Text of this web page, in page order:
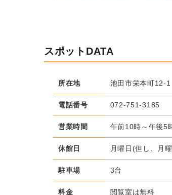
スポットDATA
所在地 池田市栄本町12-1
電話番号 072-751-3185
営業時間 午前10時～午後5
休館日 月曜日(但し、月
駐車場 3台
料金 閲覧室は無料